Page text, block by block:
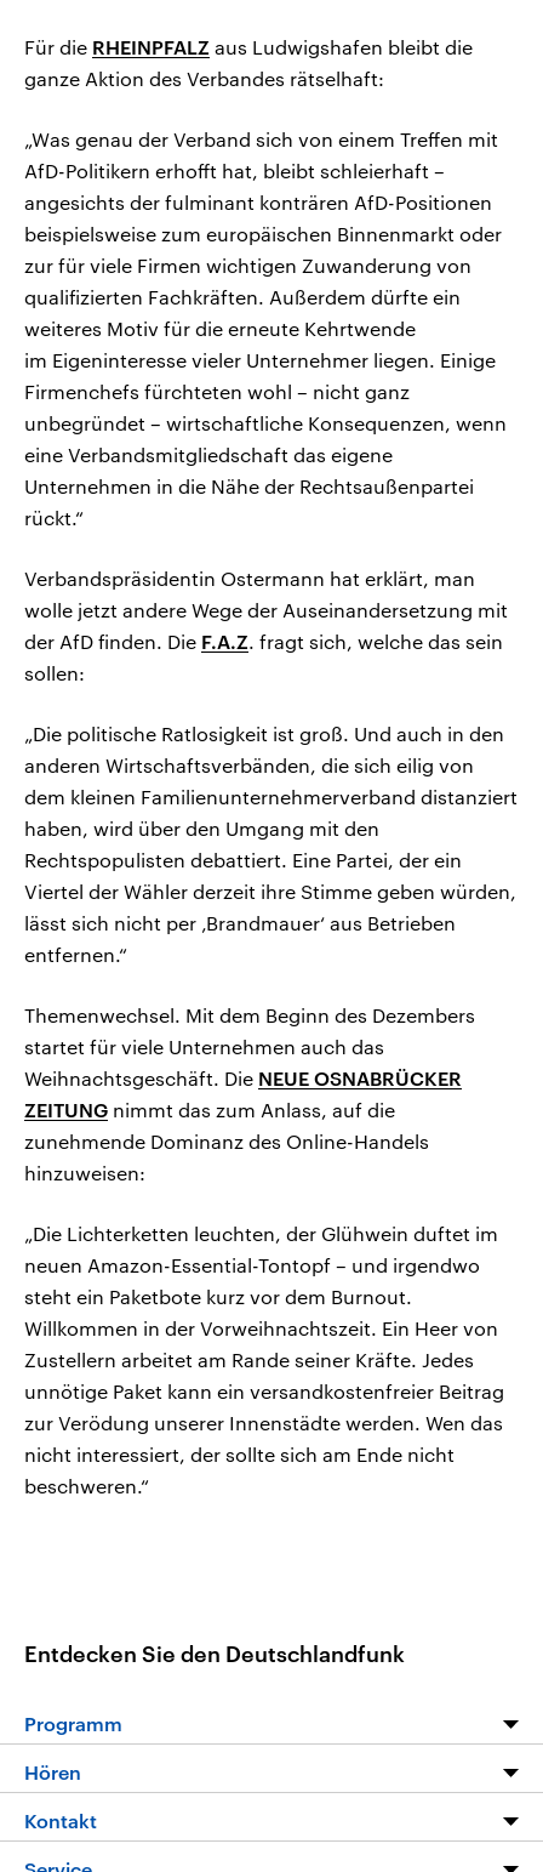
Für die RHEINPFALZ aus Ludwigshafen bleibt die
ganze Aktion des Verbandes rätselhaft:
„Was genau der Verband sich von einem Treffen mit
AfD-Politikern erhofft hat, bleibt schleierhaft –
angesichts der fulminant konträren AfD-Positionen
beispielsweise zum europäischen Binnenmarkt oder
zur für viele Firmen wichtigen Zuwanderung von
qualifizierten Fachkräften. Außerdem dürfte ein
weiteres Motiv für die erneute Kehrtwende
im Eigeninteresse vieler Unternehmer liegen. Einige
Firmenchefs fürchteten wohl – nicht ganz
unbegründet – wirtschaftliche Konsequenzen, wenn
eine Verbandsmitgliedschaft das eigene
Unternehmen in die Nähe der Rechtsaußenpartei
rückt.“
Verbandspräsidentin Ostermann hat erklärt, man
wolle jetzt andere Wege der Auseinandersetzung mit
der AfD finden. Die F.A.Z. fragt sich, welche das sein
sollen:
„Die politische Ratlosigkeit ist groß. Und auch in den
anderen Wirtschaftsverbänden, die sich eilig von
dem kleinen Familienunternehmerverband distanziert
haben, wird über den Umgang mit den
Rechtspopulisten debattiert. Eine Partei, der ein
Viertel der Wähler derzeit ihre Stimme geben würden,
lässt sich nicht per ‚Brandmauer‘ aus Betrieben
entfernen.“
Themenwechsel. Mit dem Beginn des Dezembers
startet für viele Unternehmen auch das
Weihnachtsgeschäft. Die NEUE OSNABRÜCKER
ZEITUNG nimmt das zum Anlass, auf die
zunehmende Dominanz des Online-Handels
hinzuweisen:
„Die Lichterketten leuchten, der Glühwein duftet im
neuen Amazon-Essential-Tontopf – und irgendwo
steht ein Paketbote kurz vor dem Burnout.
Willkommen in der Vorweihnachtszeit. Ein Heer von
Zustellern arbeitet am Rande seiner Kräfte. Jedes
unnötige Paket kann ein versandkostenfreier Beitrag
zur Verödung unserer Innenstädte werden. Wen das
nicht interessiert, der sollte sich am Ende nicht
beschweren.“
Entdecken Sie den Deutschlandfunk
Programm
Programm
Die Nachrichten
Hören
Livestream
Kontakt
Hörerservice